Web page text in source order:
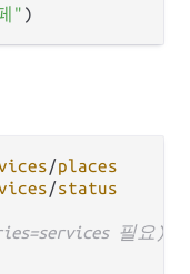
"
/places
/status
필요)